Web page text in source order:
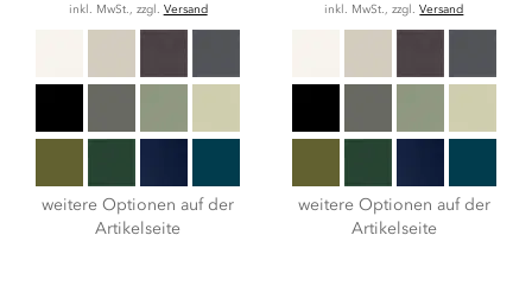
inkl. MwSt., zzgl. Versand
weitere Optionen auf der
Artikelseite
inkl. MwSt., zzgl.Versand
weitere Optionen auf der
Artikelseite